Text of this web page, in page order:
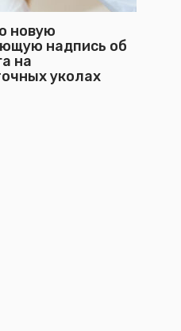
новую
надпись об
на
уколах